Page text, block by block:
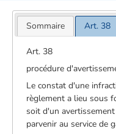
Sommaire Art. 38
Art. 38
procédure
Le constat d'une
règlement a lieu sous
soit d'un
parvenir au service de